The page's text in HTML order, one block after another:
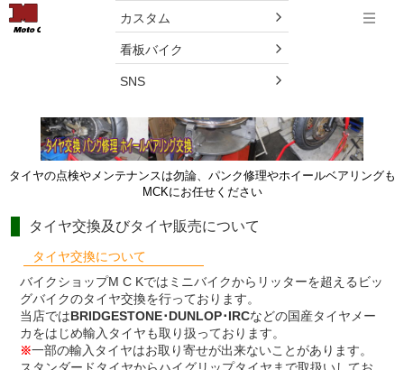
menu
カスタム
看板バイク
SNS
バイクのタイヤのメンテナンスはしてますか？
タイヤの点検やメンテナンスは勿論、パンク修理やホイールベアリングも
MCKにお任せください
タイヤ交換及びタイヤ販売について
タイヤ交換について
バイクショップM C Kではミニバイクからリッターを超えるビッ
グバイクのタイヤ交換を行っております。
当店ではBRIDGESTONE･DUNLOP･IRCなどの国産タイヤメー
カをはじめ輸入タイヤも取り扱っております。
※一部の輸入タイヤはお取り寄せが出来ないことがあります。